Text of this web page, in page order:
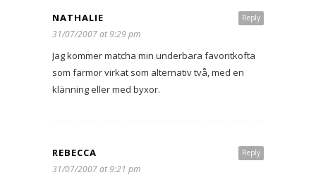
Reply
NATHALIE
31/07/2007 at 9:29 pm
Jag kommer matcha min underbara favoritkofta
som farmor virkat som alternativ två, med en
klänning eller med byxor.
Reply
REBECCA
31/07/2007 at 9:21 pm